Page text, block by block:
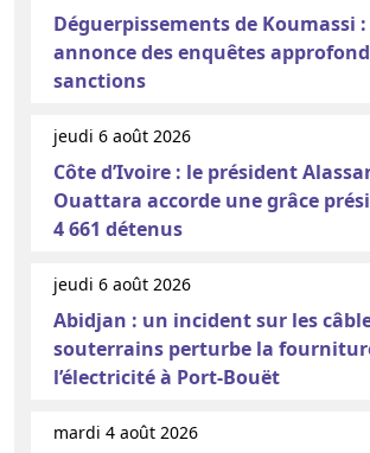
Déguerpissements de Koumassi
annonce des enquêtes
sanctions
jeudi 6 août 2026
Côte d’Ivoire : le président
Ouattara accorde une grâce
4 661 détenus
jeudi 6 août 2026
Abidjan : un incident sur les
souterrains perturbe la
l’électricité à Port-Bouët
mardi 4 août 2026